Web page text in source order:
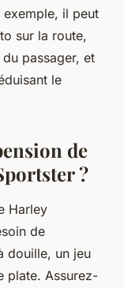
il peut
sur la route,
passager, et
le
de
?
Harley
de
douille, un jeu
plate. Assurez-